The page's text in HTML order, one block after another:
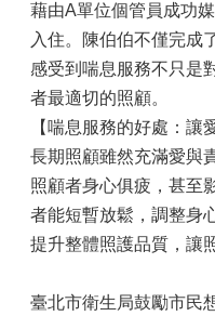
藉由A單位個管員成功
入住。陳伯伯不僅完成
感受到喘息服務不只是
者最適切的照顧。
【喘息服務的好處：讓
長期照顧雖然充滿愛與
照顧者身心俱疲，甚至
者能短暫放鬆，調整身
提升整體照護品質，讓
臺北市衛生局鼓勵市民